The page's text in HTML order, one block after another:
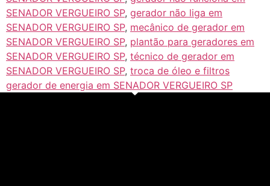
SENADOR VERGUEIRO SP, gerador não liga em
SENADOR VERGUEIRO SP, mecânico de gerador em
SENADOR VERGUEIRO SP, plantão para geradores em
SENADOR VERGUEIRO SP, técnico de gerador em
SENADOR VERGUEIRO SP, troca de óleo e filtros
gerador de energia em SENADOR VERGUEIRO SP